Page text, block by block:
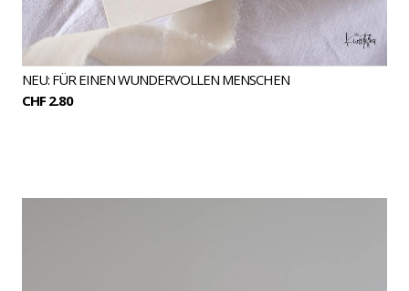
NEU: FÜR EINEN WUNDERVOLLEN MENSCHEN
CHF 2.80